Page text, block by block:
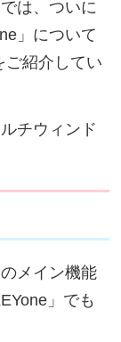
は、ついに
」について
ご紹介してい
チウィンド
メイン機能
」でも